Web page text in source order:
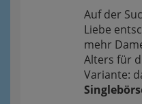
Auf der
Liebe
mehr
Alters für
Variante: